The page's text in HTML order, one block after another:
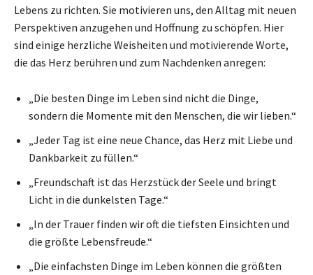
Lebens zu richten. Sie motivieren uns, den Alltag mit neuen
Perspektiven anzugehen und Hoffnung zu schöpfen. Hier
sind einige herzliche Weisheiten und motivierende Worte,
die das Herz berühren und zum Nachdenken anregen:
„Die besten Dinge im Leben sind nicht die Dinge,
sondern die Momente mit den Menschen, die wir lieben.“
„Jeder Tag ist eine neue Chance, das Herz mit Liebe und
Dankbarkeit zu füllen.“
„Freundschaft ist das Herzstück der Seele und bringt
Licht in die dunkelsten Tage.“
„In der Trauer finden wir oft die tiefsten Einsichten und
die größte Lebensfreude.“
„Die einfachsten Dinge im Leben können die größten